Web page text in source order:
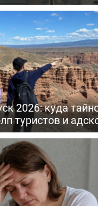
2026: куда
туристов и